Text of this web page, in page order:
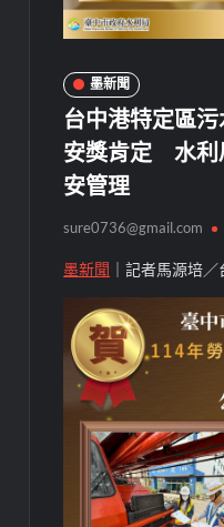
墨新聞
台中港特定區
安獎肯定 水利
安管理
sure0736@gmail.com
墨新聞 ｜記者馬源培